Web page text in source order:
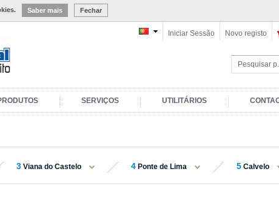
Saber mais Fechar
Novo registo
Iniciar Sessão
SERVIÇOS UTILITÁRIOS
3 Viana do Castelo 4 Ponte de Lima 5 Calvelo